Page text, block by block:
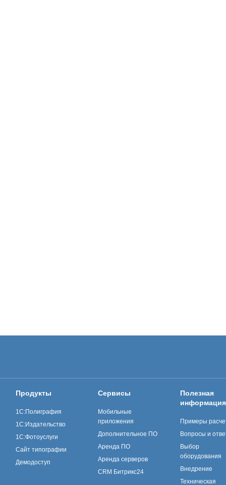
Продукты
1С:Полиграфия
1С:Издательство
1С:Фотоуслуги
Сайт типографии
Демодоступ
Сервисы
Мобильные
приложения
Дополнительное ПО
Аренда ПО
Аренда серверов
CRM Битрикс24
Полезная
информация
Примеры
Вопросы и
Выбор
оборудования
Внедрение
Техническая